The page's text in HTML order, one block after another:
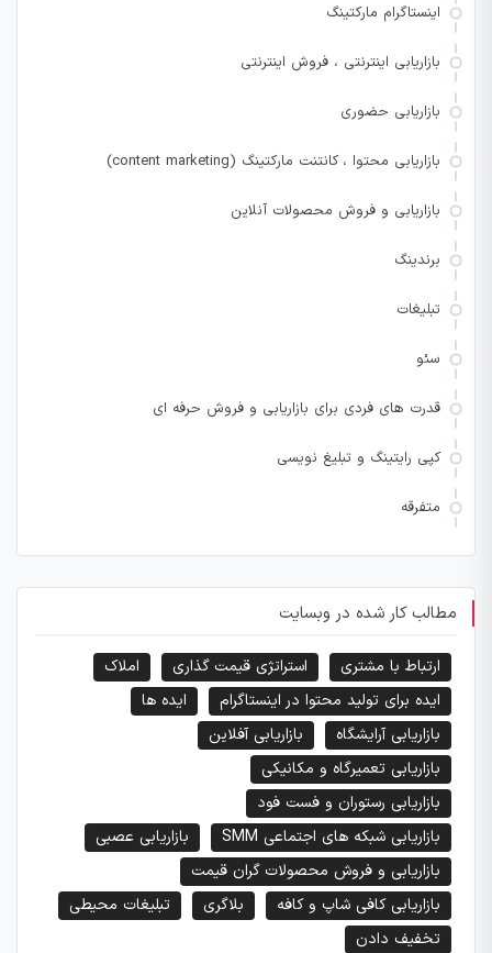
اینستاگرام مارکتینگ
بازاریابی اینترنتی ، فروش اینترنتی
بازاریابی حضوری
بازاریابی محتوا ، کانتنت مارکتینگ (content marketing)
بازاریابی و فروش محصولات آنلاین
برندینگ
تبلیغات
سئو
قدرت های فردی برای بازاریابی و فروش حرفه ای
کپی رایتینگ و تبلیغ نویسی
متفرقه
مطالب کار شده در وبسایت
ارتباط با مشتری استراتژی قیمت گذاری
املاک
ایده برای تولید محتوا در اینستاگرام
ایده ها
بازاریابی آرایشگاه
بازاریابی آفلاین
بازاریابی تعمیرگاه و مکانیکی
بازاریابی رستوران و فست فود
بازاریابی شبکه های اجتماعی SMM
بازاریابی عصبی
بازاریابی و فروش محصولات گران قیمت
بازاریابی کافی شاپ و کافه
بلاگری
تبلیغات محیطی
تخفیف دادن